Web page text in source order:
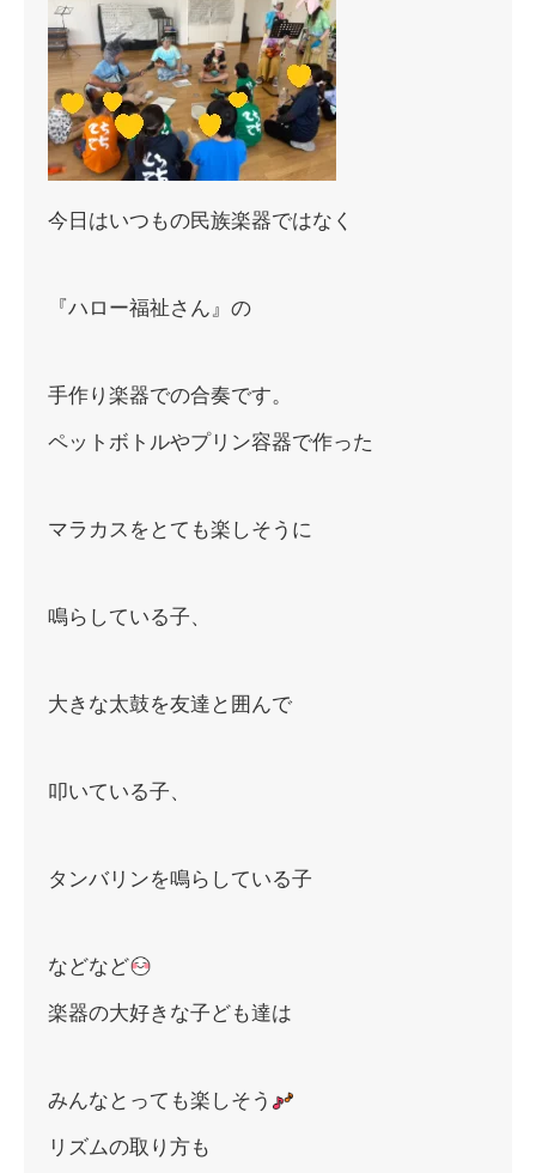
今日はいつもの民族楽器ではなく
『ハロー福祉さん』の
手作り楽器での合奏です。
ペットボトルやプリン容器で作った
マラカスをとても楽しそうに
鳴らしている子、
大きな太鼓を友達と囲んで
叩いている子、
タンバリンを鳴らしている子
などなど
楽器の大好きな子ども達は
みんなとっても楽しそう
リズムの取り方も